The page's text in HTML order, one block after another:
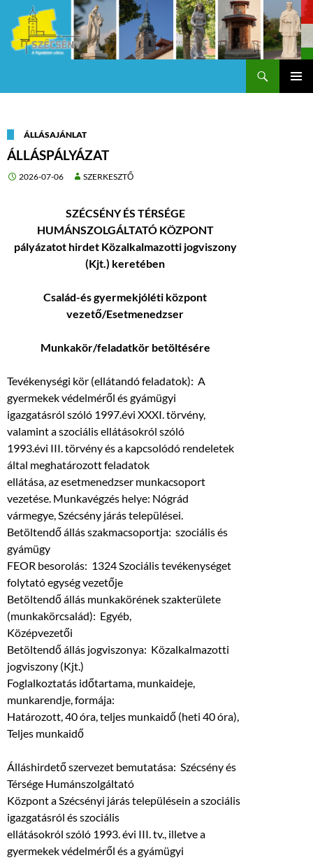
ÁLLÁSAJÁNLAT
ÁLLÁSPÁLYÁZAT
2026-07-06 SZERKESZTŐ
SZÉCSÉNY ÉS TÉRSÉGE
HUMÁNSZOLGÁLTATÓ KÖZPONT
pályázatot hirdet Közalkalmazotti jogviszony
(Kjt.) keretében
Család-és gyermekjóléti központ
vezető/Esetmenedzser
Munkakör/feladatkör betöltésére
Tevékenységi kör (ellátandó feladatok): A
gyermekek védelméről és gyámügyi
igazgatásról szóló 1997.évi XXXI. törvény,
valamint a szociális ellátásokról szóló
1993.évi III. törvény és a kapcsolódó rendeletek
által meghatározott feladatok
ellátása, az esetmenedzser munkacsoport
vezetése. Munkavégzés helye: Nógrád
vármegye, Szécsény járás települései.
Betöltendő állás szakmacsoportja: szociális és
gyámügy
FEOR besorolás: 1324 Szociális tevékenységet
folytató egység vezetője
Betöltendő állás munkakörének szakterülete
(munkakörcsalád): Egyéb,
Középvezetői
Betöltendő állás jogviszonya: Közalkalmazotti
jogviszony (Kjt.)
Foglalkoztatás időtartama, munkaideje,
munkarendje, formája:
Határozott, 40 óra, teljes munkaidő (heti 40 óra),
Teljes munkaidő
Álláshirdető szervezet bemutatása: Szécsény és
Térsége Humánszolgáltató
Központ a Szécsényi járás településein a szociális
igazgatásról és szociális
ellátásokról szóló 1993. évi III. tv., illetve a
gyermekek védelméről és a gyámügyi